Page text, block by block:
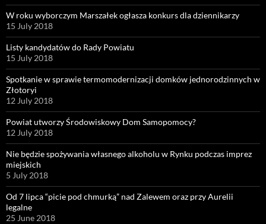
W roku wyborczym Marszałek ogłasza konkurs dla dziennikarzy
15 July 2018
Listy kandydatów do Rady Powiatu
15 July 2018
Spotkanie w sprawie termomodernizacji domków jednorodzinnych w
Złotoryi
12 July 2018
Powiat utworzy Środowiskowy Dom Samopomocy?
12 July 2018
Nie będzie spożywania własnego alkoholu w Rynku podczas imprez
miejskich
5 July 2018
Od 7 lipca “picie pod chmurką” nad Zalewem oraz przy Aurelii
legalne
25 June 2018